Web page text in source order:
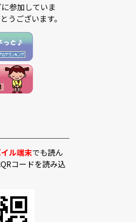
参加していま
うございます。
ル端末でも読ん
コードを読み込